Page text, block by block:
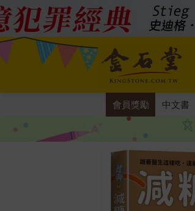
會員獎勵 中文書